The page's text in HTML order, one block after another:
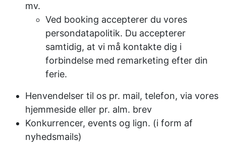
mv.
Ved booking accepterer du vores
persondatapolitik. Du accepterer
samtidig, at vi må kontakte dig i
forbindelse med remarketing efter din
ferie.
Henvendelser til os pr. mail, telefon, via vores
hjemmeside eller pr. alm. brev
Konkurrencer, events og lign. (i form af
nyhedsmails)